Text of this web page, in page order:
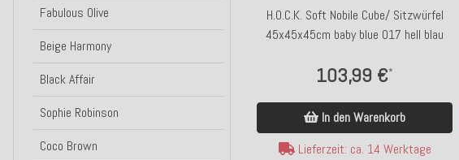
H.O.C.K. Soft Nobile Cube/ Sitzwürfel
45x45x45cm baby blue 017 hell blau
103,99 €*
In den Warenkorb
Lieferzeit: ca. 14 Werktage
Fabulous Olive
Beige Harmony
Black Affair
Sophie Robinson
Coco Brown